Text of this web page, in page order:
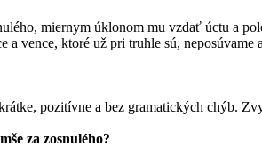
miernym úklonom mu vzdať úctu a
vence, ktoré už pri truhle sú,
pozitívne a bez gramatických chýb.
za zosnulého?